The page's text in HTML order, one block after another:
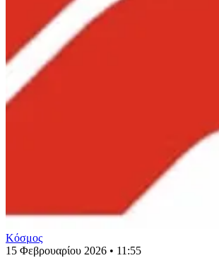
Κόσμος
15 Φεβρουαρίου 2026 • 11:55